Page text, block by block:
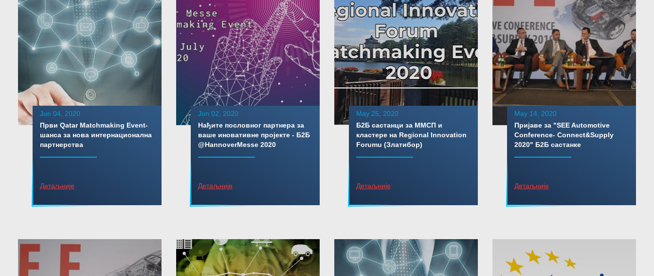
Jun 04, 2020
Први Qatar Matchmaking Event-
шанса за нова интернационална
партнерства
Детаљније
Jun 02, 2020
Нађите пословног партнера за
ваше иновативне пројекте - Б2Б
@HannoverMesse 2020
Детаљније
May 25, 2020
Б2Б састанци за ММСП и
кластере на Regional Innovation
Forumu (Златибор)
Детаљније
May 14, 2020
Пријаве за "SEE Automotive
Conference- Connect&Supply
2020" Б2Б састанке
Детаљније